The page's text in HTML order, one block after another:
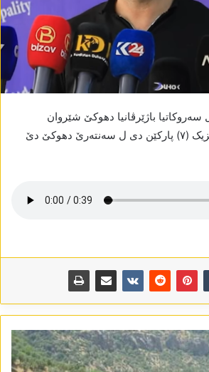
باژێرڤانیا دھوکێ شێروان
حەسەن راگەھاند، ل نێزیک (٧) پارکێن دی ل سەنتەرێ دھوکێ دێ